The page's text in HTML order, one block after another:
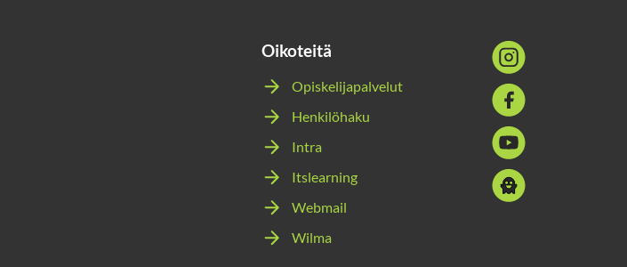
Oikoteitä
Opiskelijapalvelut
Henkilöhaku
Intra
Itslearning
Webmail
Wilma
Sosiaalinen
media:
instagram
Sosiaalinen
media:
facebook
Sosiaalinen
media:
youtube
Sosiaalinen
media: